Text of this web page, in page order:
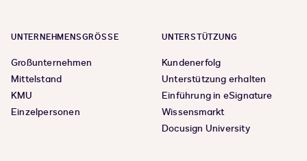
UNTERNEHMENSGRÖSSE
Großunternehmen
Mittelstand
KMU
Einzelpersonen
UNTERSTÜTZUNG
Kundenerfolg
Unterstützung erhalten
Einführung in eSignature
Wissensmarkt
Docusign University